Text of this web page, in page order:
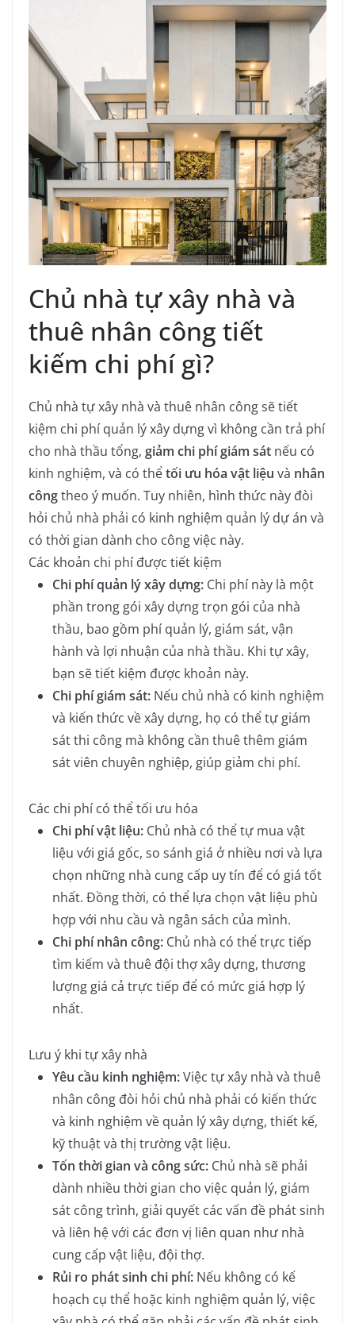
Chủ nhà tự xây nhà và
thuê nhân công tiết
kiếm chi phí gì?
Chủ nhà tự xây nhà và thuê nhân công sẽ tiết
kiệm chi phí quản lý xây dựng vì không cần trả phí
cho nhà thầu tổng, giảm chi phí giám sát nếu có
kinh nghiệm, và có thểtối ưu hóa vật liệu và nhân
côngtheo ý muốn. Tuy nhiên, hình thức này đòi
hỏi chủ nhà phải có kinh nghiệm quản lý dự án và
có thời gian dành cho công việc này.
Các khoản chi phí được tiết kiệm
Chi phí quản lý xây dựng: Chi phí này là một
phần trong gói xây dựng trọn gói của nhà
thầu, bao gồm phí quản lý, giám sát, vận
hành và lợi nhuận của nhà thầu. Khi tự xây,
bạn sẽ tiết kiệm được khoản này.
Chi phí giám sát: Nếu chủ nhà có kinh nghiệm
và kiến thức về xây dựng, họ có thể tự giám
sát thi công mà không cần thuê thêm giám
sát viên chuyên nghiệp, giúp giảm chi phí.
Các chi phí có thể tối ưu hóa
Chi phí vật liệu: Chủ nhà có thể tự mua vật
liệu với giá gốc, so sánh giá ở nhiều nơi và lựa
chọn những nhà cung cấp uy tín để có giá tốt
nhất. Đồng thời, có thể lựa chọn vật liệu phù
hợp với nhu cầu và ngân sách của mình.
Chi phí nhân công: Chủ nhà có thể trực tiếp
tìm kiếm và thuê đội thợ xây dựng, thương
lượng giá cả trực tiếp để có mức giá hợp lý
nhất.
Lưu ý khi tự xây nhà
Yêu cầu kinh nghiệm:Việc tự xây nhà và thuê
nhân công đòi hỏi chủ nhà phải có kiến thức
và kinh nghiệm về quản lý xây dựng, thiết kế,
kỹ thuật và thị trường vật liệu.
Tốn thời gian và công sức: Chủ nhà sẽ phải
dành nhiều thời gian cho việc quản lý, giám
sát công trình, giải quyết các vấn đề phát sinh
và liên hệ với các đơn vị liên quan như nhà
cung cấp vật liệu, đội thợ.
Rủi ro phát sinh chi phí: Nếu không có kế
hoạch cụ thể hoặc kinh nghiệm quản lý, việc